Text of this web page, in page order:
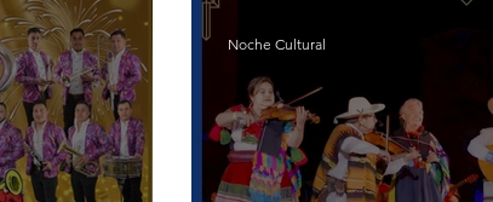
Noche Cultural